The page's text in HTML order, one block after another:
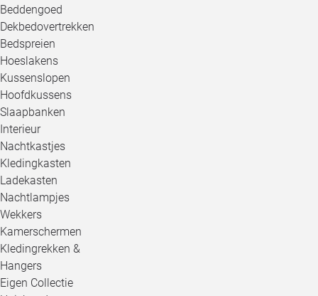
Beddengoed
Dekbedovertrekken
Bedspreien
Hoeslakens
Kussenslopen
Hoofdkussens
Slaapbanken
Interieur
Nachtkastjes
Kledingkasten
Ladekasten
Nachtlampjes
Wekkers
Kamerschermen
Kledingrekken &
Hangers
Eigen Collectie